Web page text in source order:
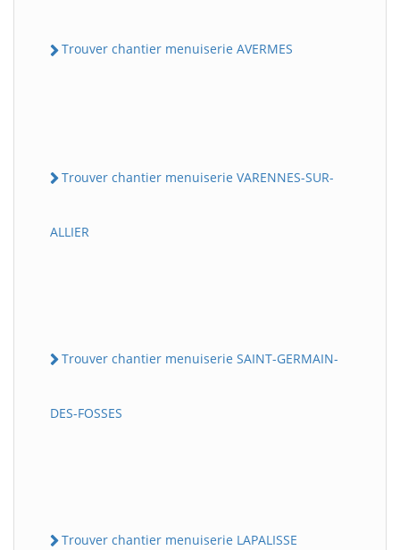
Trouver chantier menuiserie AVERMES
Trouver chantier menuiserie VARENNES-SUR-
ALLIER
Trouver chantier menuiserie SAINT-GERMAIN-
DES-FOSSES
Trouver chantier menuiserie LAPALISSE